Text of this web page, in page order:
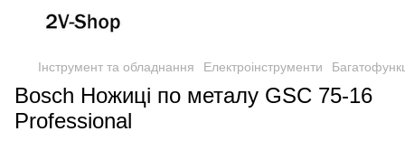
Інструмент та обладнання Електроінструменти
Bosch Ножиці по металу GSC 75-16
Professional